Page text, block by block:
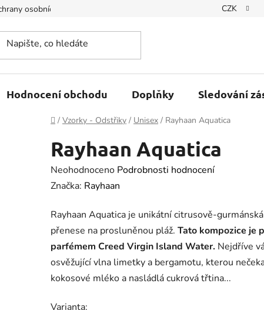
osobních údajů CZK
Hodnocení obchodu Doplňky Sledování
Domů
/ Vzorky - Odstřiky / Unisex / Rayhaan Aquatica
Rayhaan Aquatica
Průměrné
hodnocení
je
0.0
z
5
hvězdiček.
Neohodnoceno Podrobnosti hodnocení
Značka: Rayhaan
Rayhaan Aquatica je unikátní citrusově-
přenese na prosluněnou pláž. Tato kompozice je
parfémem Creed Virgin Island Water. Nejdříve
osvěžující vlna limetky a bergamotu, kterou
kokosové mléko a nasládlá cukrová třtina...
Varianta: